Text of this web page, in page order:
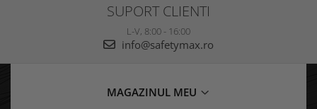
SUPORT CLIENTI
L-V, 8:00 - 16:00
info@safetymax.ro
MAGAZINUL MEU